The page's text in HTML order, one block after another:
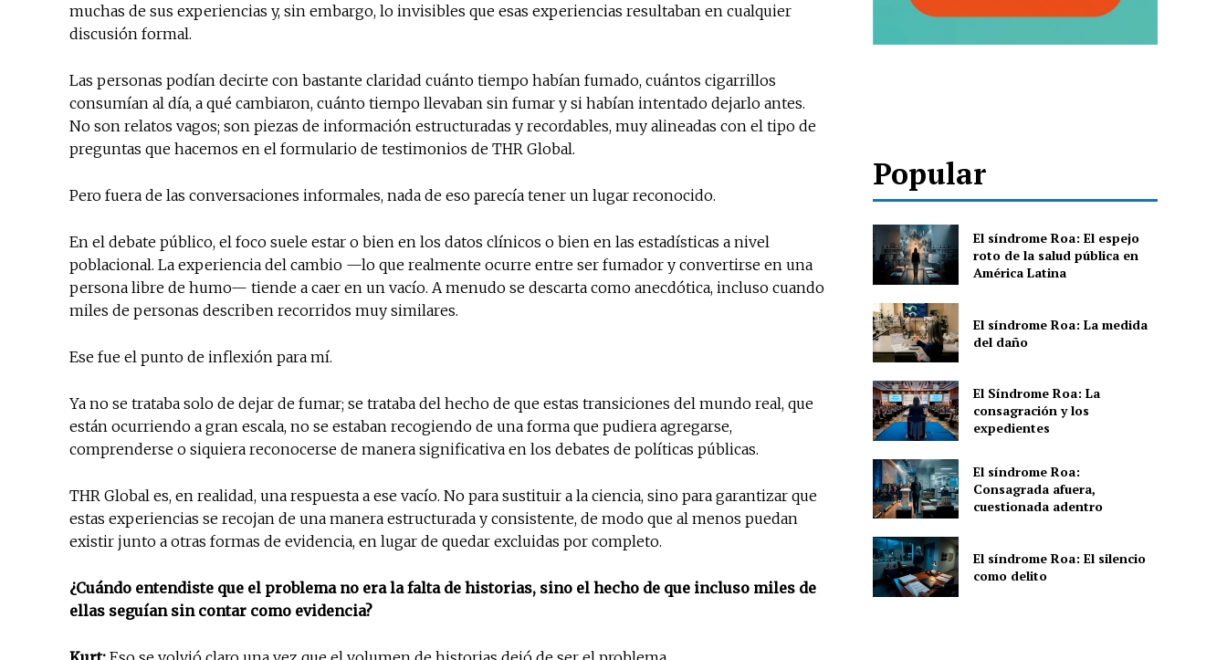
muchas de sus experiencias y, sin embargo, lo invisibles que esas experiencias resultaban en cualquier
discusión formal.
Las personas podían decirte con bastante claridad cuánto tiempo habían fumado, cuántos cigarrillos
consumían al día, a qué cambiaron, cuánto tiempo llevaban sin fumar y si habían intentado dejarlo antes.
No son relatos vagos; son piezas de información estructuradas y recordables, muy alineadas con el tipo de
preguntas que hacemos en el formulario de testimonios de THR Global.
Pero fuera de las conversaciones informales, nada de eso parecía tener un lugar reconocido.
En el debate público, el foco suele estar o bien en los datos clínicos o bien en las estadísticas a nivel
poblacional. La experiencia del cambio —lo que realmente ocurre entre ser fumador y convertirse en una
persona libre de humo— tiende a caer en un vacío. A menudo se descarta como anecdótica, incluso cuando
miles de personas describen recorridos muy similares.
Ese fue el punto de inflexión para mí.
Ya no se trataba solo de dejar de fumar; se trataba del hecho de que estas transiciones del mundo real, que
están ocurriendo a gran escala, no se estaban recogiendo de una forma que pudiera agregarse,
comprenderse o siquiera reconocerse de manera significativa en los debates de políticas públicas.
THR Global es, en realidad, una respuesta a ese vacío. No para sustituir a la ciencia, sino para garantizar que
estas experiencias se recojan de una manera estructurada y consistente, de modo que al menos puedan
existir junto a otras formas de evidencia, en lugar de quedar excluidas por completo.
¿Cuándo entendiste que el problema no era la falta de historias, sino el hecho de que incluso miles de
ellas seguían sin contar como evidencia?
Popular
El síndrome Roa: El espejo
roto de la salud pública en
América Latina
El síndrome Roa: La medida
del daño
El Síndrome Roa: La
consagración y los
expedientes
El síndrome Roa:
Consagrada afuera,
cuestionada adentro
El síndrome Roa: El silencio
como delito